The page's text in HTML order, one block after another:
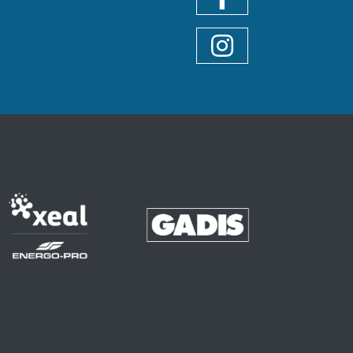
Instagram